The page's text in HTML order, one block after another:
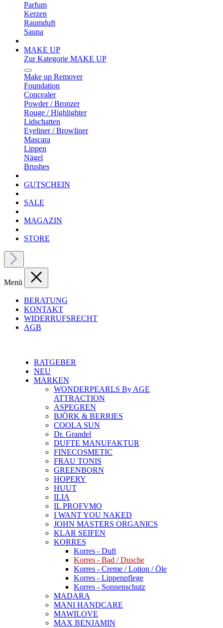
Parfum
Kerzen
Raumduft
Sauna
MAKE UP
Zur Kategorie MAKE UP
Make up Remover
Foundation
Concealer
Powder / Bronzer
Rouge / Highlighter
Lidschatten
Eyeliner / Browliner
Mascara
Lippen
Nägel
Brushes
GUTSCHEIN
SALE
MAGAZIN
STORE
Menü
BERATUNG
KONTAKT
WIDERRUFSRECHT
AGB
RATGEBER
NEU
MARKEN
WONDERPEARLS By AGE
ATTRACTION
ASPEGREN
BJÖRK & BERRIES
COOLA SUN
Dr. Grandel
DUFTE MANUFAKTUR
FINECOSMETIC
FRAU TONIS
GREENBORN
HOPERY
HUUT
ILIA
IL PROFVMO
I WANT YOU NAKED
JOHN MASTERS ORGANICS
KLAR SEIFEN
KORRES
Korres - Duft
Korres - Bad / Dusche
Korres - Creme / Lotion / Öle
Korres - Lippenpflege
Korres - Sonnenschutz
MADARA
MANI HANDCARE
MAWILOVE
MAX BENJAMIN